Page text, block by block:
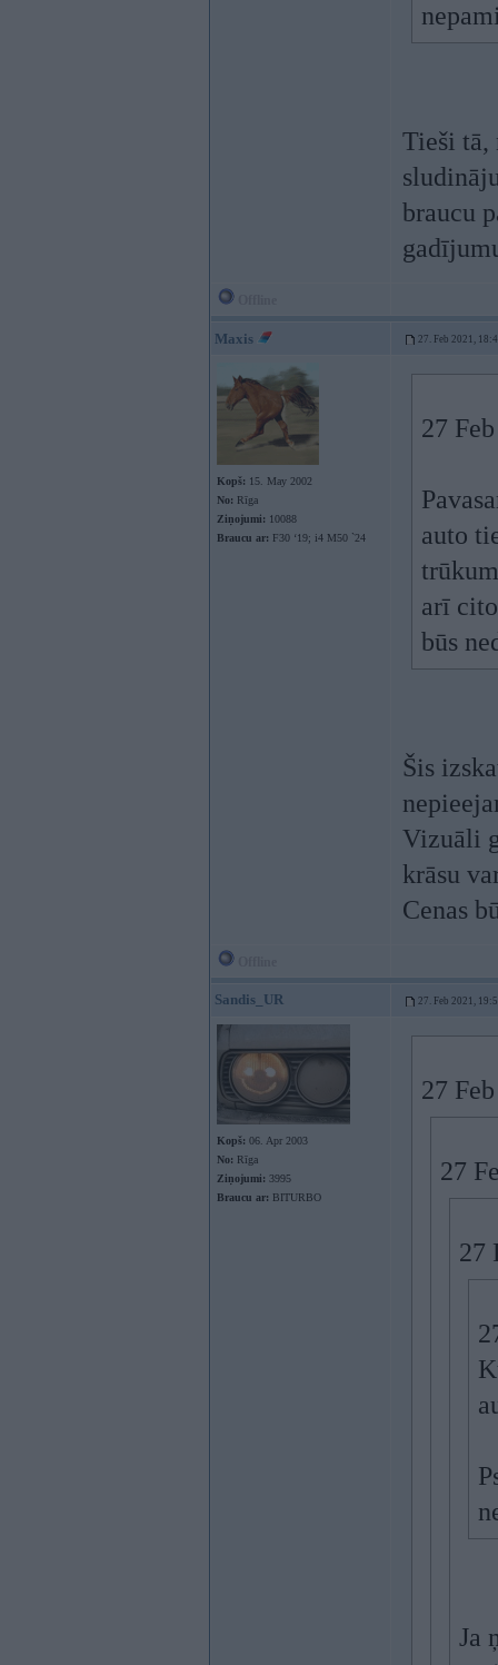
Tieši tā,
braucu
Maxis 27. Feb 2021,
Kopš: 15. May 2002
No: Rīga
Ziņojumi: 10088
Braucu ar: F30 ‘19; i4 M50 `24
27
auto
arī
būs
Šis
Vizuāli
krāsu
Cenas
Sandis_UR 27. Feb 2021,
Kopš: 06. Apr 2003
No: Rīga
Ziņojumi: 3995
Braucu ar: BITURBO
27
27
27
Ja